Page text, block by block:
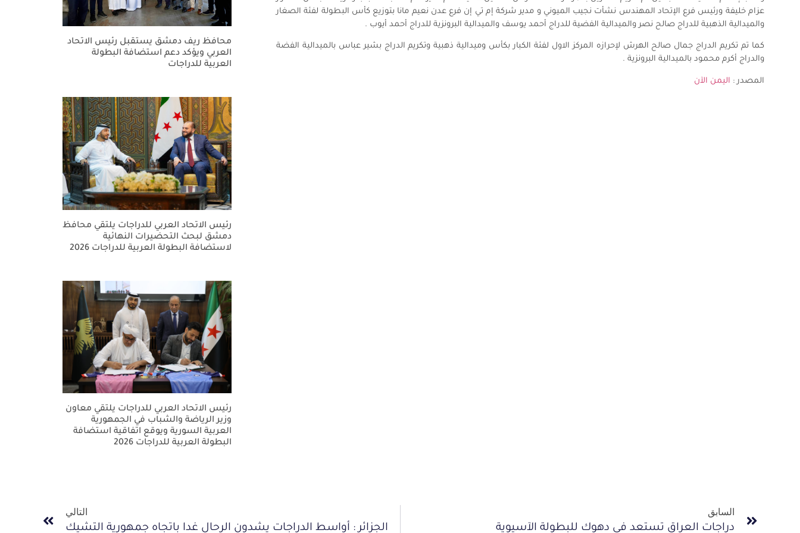
عزام خليفة ورئيس فرع الإتحاد المهندس نشأت نجيب الميوني و مدير شركة إم تي إن فرع عدن نعيم مانا بتوزيع كأس البطولة لفئة الصغار
والميدالية الذهبية للدراج صالح نصر والميدالية الفضية للدراج أحمد يوسف والميدالية البرونزية للدراج أحمد أيوب .
كما تم تكريم الدراج جمال صالح الهرش لإحرازه المركز الاول لفئة الكبار بكأس وميدالية ذهبية وتكريم الدراج بشير عباس بالميدالية الفضة
والدراج أكرم محمود بالميدالية البرونزية .
المصدر : اليمن الآن
محافظ ريف دمشق يستقبل رئيس الاتحاد
العربي ويؤكد دعم استضافة البطولة
العربية للدراجات
رئيس الاتحاد العربي للدراجات يلتقي محافظ
دمشق لبحث التحضيرات النهائية
لاستضافة البطولة العربية للدراجات 2026
رئيس الاتحاد العربي للدراجات يلتقي معاون
وزير الرياضة والشباب في الجمهورية
العربية السورية ويوقع اتفاقية استضافة
البطولة العربية للدراجات 2026
السابق
دراجات العراق تستعد في دهوك للبطولة الآسيوية
التالي
الجزائر : أواسط الدراجات يشدون الرحال غدا باتجاه جمهورية التشيك